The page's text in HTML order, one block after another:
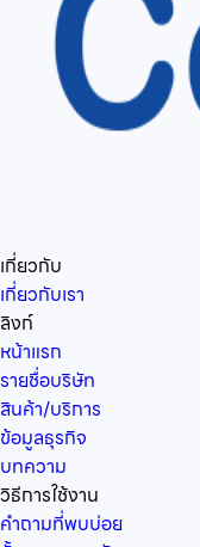
เกี่ยวกับ
เกี่ยวกับเรา
ลิงก์
หน้าแรก
รายชื่อบริษัท
สินค้า/บริการ
ข้อมูลธุรกิจ
บทความ
วิธีการใช้งาน
คำถามที่พบบ่อย